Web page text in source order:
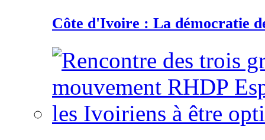
Côte d'Ivoire : La démocratie